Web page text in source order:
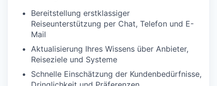
Bereitstellung erstklassiger
Reiseunterstützung per Chat, Telefon und E-
Mail
Aktualisierung Ihres Wissens über Anbieter,
Reiseziele und Systeme
Schnelle Einschätzung der Kundenbedürfnisse,